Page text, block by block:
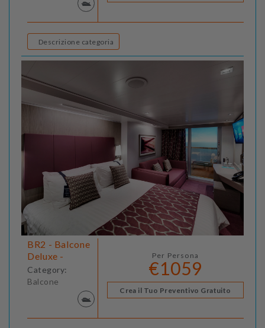
Descrizione categoria
BR2 - Balcone
Deluxe -
Category:
Balcone
Per Persona
€1059
Crea il Tuo Preventivo Gratuito